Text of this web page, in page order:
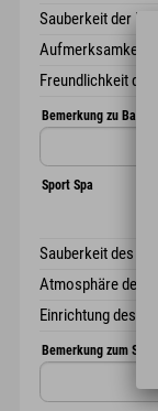
Sauberkeit der
Aufmerksamkeit
Freundlichkeit der
Bemerkung zu Bar &
Sport Spa
Sauberkeit des
Atmosphäre des
Einrichtung des
Bemerkung zum